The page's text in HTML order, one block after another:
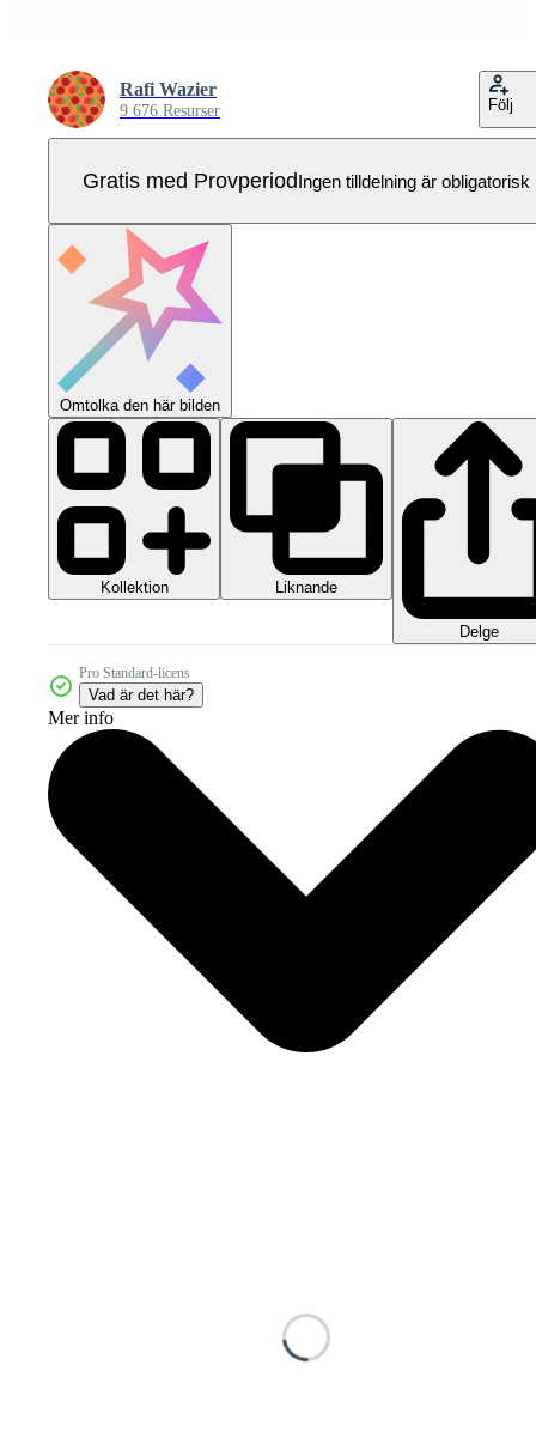
Rafi Wazier
9 676 Resurser Följ
Gratis med ProvperiodIngen tilldelning är obligatorisk
Omtolka den här bilden
Kollektion Liknande
Delge
Pro Standard-licens
Vad är det här?
Mer info